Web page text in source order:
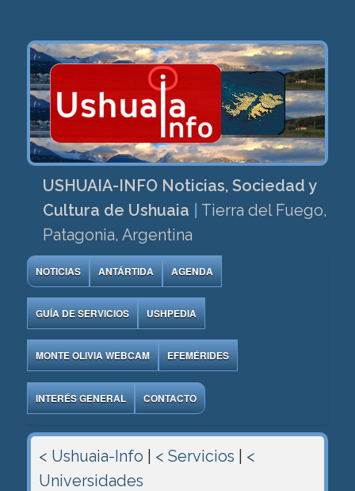
USHUAIA-INFO Noticias, Sociedad y
Cultura de Ushuaia
Tierra del Fuego,
Patagonia, Argentina
NOTICIAS ANTÁRTIDA AGENDA
GUÍA DE SERVICIOS USHPEDIA
MONTE OLIVIA WEBCAM EFEMÉRIDES
INTERÉS GENERAL CONTACTO
< Ushuaia-Info < Servicios
<
Universidades